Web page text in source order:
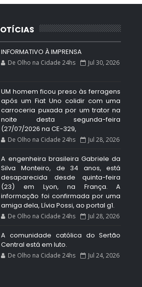
INFORMATIVO À IMPRENSA
De Olho na Cidade 24hs Jul 30, 2026
UM homem ficou preso às ferragens
após um Fiat Uno colidir com uma
carroceria puxada por um trator na
noite desta segunda-feira
(27/07/2026 na CE-329,
De Olho na Cidade 24hs Jul 28, 2026
A engenheira brasileira Gabriele da
Silva Monteiro, de 34 anos, está
desaparecida desde quinta-feira
(23) em Lyon, na França. A
informação foi confirmada por uma
amiga dela, Lívia Possi, ao portal g1.
De Olho na Cidade 24hs Jul 28, 2026
A comunidade católica do Sertão
Central está em luto.
De Olho na Cidade 24hs Jul 24, 2026